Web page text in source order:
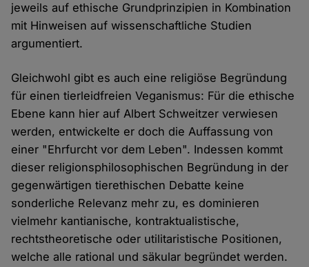
jeweils auf ethische Grundprinzipien in Kombination
mit Hinweisen auf wissenschaftliche Studien
argumentiert.
Gleichwohl gibt es auch eine religiöse Begründung
für einen tierleidfreien Veganismus: Für die ethische
Ebene kann hier auf Albert Schweitzer verwiesen
werden, entwickelte er doch die Auffassung von
einer "Ehrfurcht vor dem Leben". Indessen kommt
dieser religionsphilosophischen Begründung in der
gegenwärtigen tierethischen Debatte keine
sonderliche Relevanz mehr zu, es dominieren
vielmehr kantianische, kontraktualistische,
rechtstheoretische oder utilitaristische Positionen,
welche alle rational und säkular begründet werden.